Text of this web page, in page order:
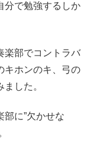
分で勉強するしか
楽部でコントラバ
キホンのキ、弓の
した。
に”欠かせな